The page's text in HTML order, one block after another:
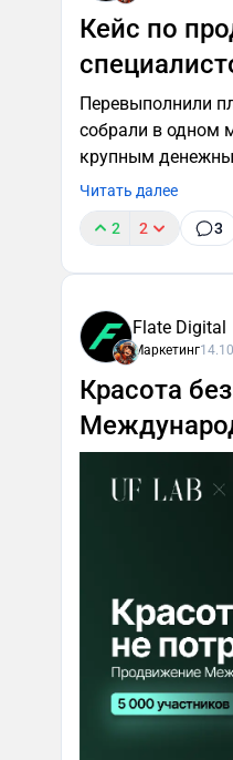
Кейс по
Перевыполнили
собрали в одном
крупным
Читать далее
2 2 3
Flate Digital
Маркетинг
Красота